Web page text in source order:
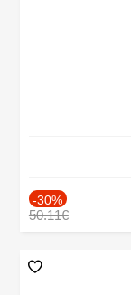
-30%
50.11€